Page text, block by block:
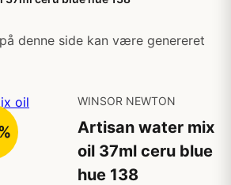
denne side kan være genereret
WINSOR NEWTON
Artisan water mix
oil 37ml ceru blue
hue 138